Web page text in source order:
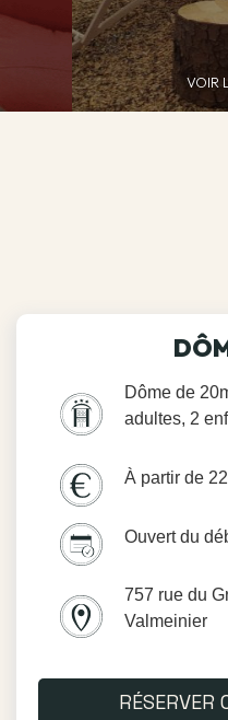
VOIR
Dôme de
adultes, 2
À partir de
Ouvert du
757 rue du
Valmeinier
RÉSERVER